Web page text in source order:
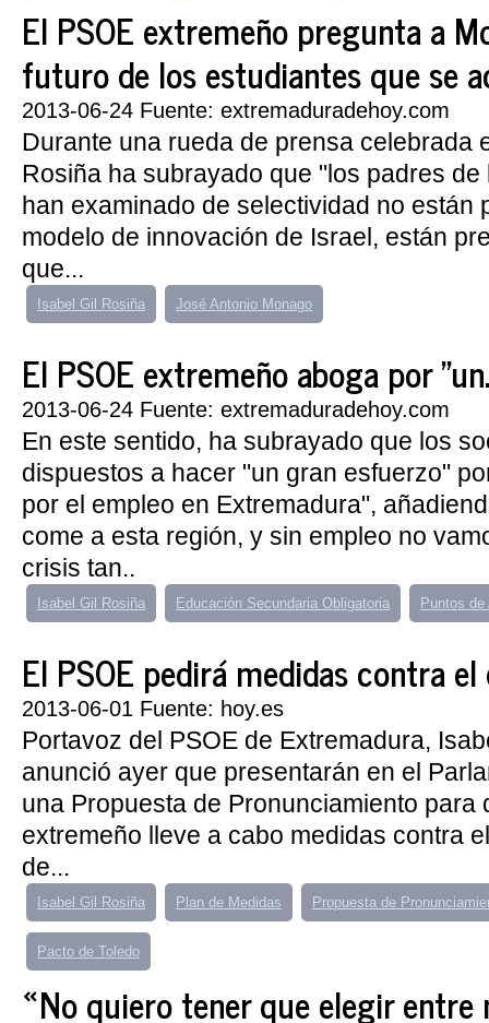
El PSOE extremeño pregunta a
futuro de los estudiantes que se
2013-06-24 Fuente: extremaduradehoy.com
Durante una rueda de prensa celebrada
Rosiña ha subrayado que "los padres
han examinado de selectividad no están
modelo de innovación de Israel, están
que...
Isabel Gil Rosiña José Antonio Monago
El PSOE extremeño aboga por
2013-06-24 Fuente: extremaduradehoy.com
En este sentido, ha subrayado que los
dispuestos a hacer "un gran esfuerzo"
por el empleo en Extremadura",
come a esta región, y sin empleo no
crisis tan..
Isabel Gil Rosiña Educación Secundaria Obligatoria Puntos
El PSOE pedirá medidas contra
2013-06-01 Fuente: hoy.es
Portavoz del PSOE de Extremadura,
anunció ayer que presentarán en el
una Propuesta de Pronunciamiento para
extremeño lleve a cabo medidas contra
de...
Isabel Gil Rosiña Plan de Medidas Propuesta de
Pacto de Toledo
«No quiero tener que elegir entre